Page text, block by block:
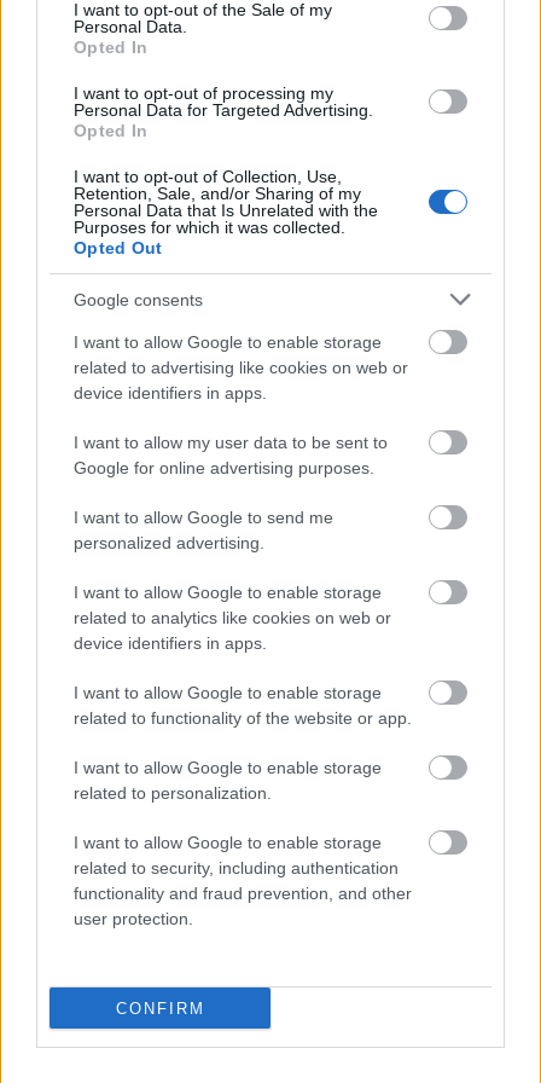
I want to opt-out of the Sale of my
Personal Data.
Opted In
I want to opt-out of processing my
Personal Data for Targeted Advertising.
Opted In
I want to opt-out of Collection, Use,
Retention, Sale, and/or Sharing of my
Personal Data that Is Unrelated with the
Purposes for which it was collected.
Opted Out
Google consents
I want to allow Google to enable storage
related to advertising like cookies on web or
device identifiers in apps.
I want to allow my user data to be sent to
Google for online advertising purposes.
I want to allow Google to send me
personalized advertising.
I want to allow Google to enable storage
related to analytics like cookies on web or
device identifiers in apps.
I want to allow Google to enable storage
related to functionality of the website or app.
I want to allow Google to enable storage
related to personalization.
I want to allow Google to enable storage
related to security, including authentication
functionality and fraud prevention, and other
user protection.
CONFIRM
under verdenscupåpningen i Ruka.
– Jeg er veldig fornøyd med svarene jeg fikk i Ruka
selv om resultatet ikke var noe bra. Så jeg har
veldig trua på at det blir bra, sier Jenssen, og legger
til at han har en hjemmebanefordel han mener de
færreste kan matche.
– Jeg trener her hver dag når jeg er hjemme. Det er
den arenaen jeg har lagt ned flest treningstimer i,
og jeg er nok den av utøverne i helga som har gått
flest timer i Granåsen i år. Det kan jeg si med
sikkerhet.
Nervøs?
– Nja. Det er noe jeg jobber med hver dag. Men det
er viktig å være nervøs og ha litt press, sier
Jenssen.
– Jeg må ha bra feste og gode ski, men det vet jeg at
jeg får. Det er bare opp til meg sjøl nå. Jeg føler at
kroppen blir bare bedre og bedre, så jeg gleder meg
til å gå skirenn.
Jan Thomas Jenssen er tatt ut til lørdagens
skiathlon og søndagens 10 kilometer fristil. Begge
øvelsene står på programmet under OL 2026.
Se også:Alt av program for OL 2026, Tour de
Ski og verdenscupen i langrenn